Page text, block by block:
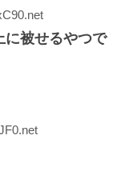
に被せるやつで